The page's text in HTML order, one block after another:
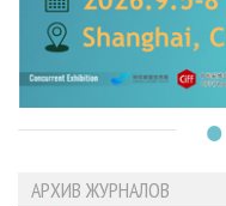
АРХИВ ЖУРНАЛОВ